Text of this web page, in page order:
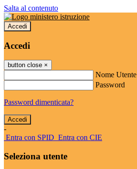
Salta al contenuto
Accedi
Accedi
button close ×
Nome Utente
Password
Password dimenticata?
-
Entra con SPID Entra con CIE
Seleziona utente